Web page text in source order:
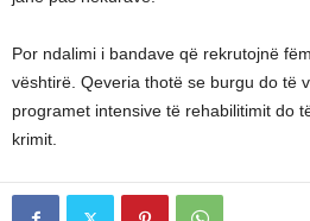
Por ndalimi i bandave që rekrutojnë
vështirë. Qeveria thotë se burgu do të
programet intensive të rehabilitimit do
krimit.